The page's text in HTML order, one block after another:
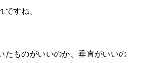
ですね。
たものがいいのか、垂直がいいの